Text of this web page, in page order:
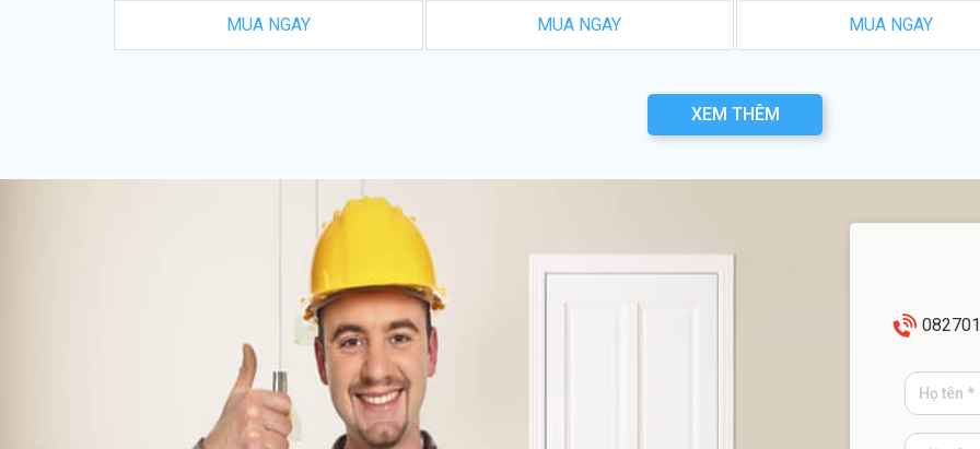
MUA NGAY MUA NGAY MUA NGAY
XEM THÊM